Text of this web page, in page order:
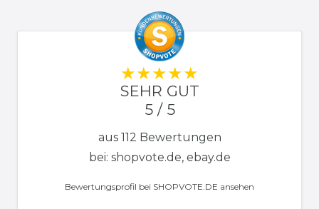
SEHR GUT
5 / 5
aus 112 Bewertungen
bei: shopvote.de, ebay.de
Bewertungsprofil bei SHOPVOTE.DE ansehen